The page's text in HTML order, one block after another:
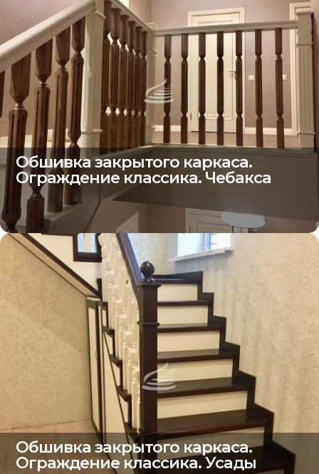
Обшивка закрытого каркаса.
Ограждение классика. Чебакса
Обшивка закрытого каркаса.
Ограждение классика. Усады